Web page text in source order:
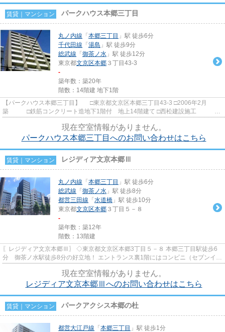
賃貸｜マンション パークハウス本郷三丁目
丸ノ内線 「 本郷三丁目 」駅 徒歩6分
千代田線 「 湯島 」駅 徒歩9分
総武線 「 御茶ノ水 」駅 徒歩12分
東京都文京区本郷 ３丁目43-3
-
築年数：築20年
階数：14階建 地下1階
【パークハウス本郷三丁目】 □東京都文京区本郷三丁目43-3 □2006年2月
築 □鉄筋コンクリート造地下1階付 地上14階建て □西松建設施工 □
現在空室情報がありません。
パークハウス本郷三丁目へのお問い合わせはこちら
賃貸｜マンション レジディア文京本郷Ⅲ
丸ノ内線 「 本郷三丁目 」駅 徒歩6分
総武線 「 御茶ノ水 」駅 徒歩8分
都営三田線 「 水道橋 」駅 徒歩10分
東京都文京区本郷 ３丁目５－８
-
築年数：築12年
階数：13階建
〖レジディア文京本郷Ⅲ〗 ◇東京都文京区本郷3丁目５－８ 本郷三丁目駅徒歩6
分 御茶ノ水駅徒歩8分の好立地！ エントランス裏1階にはコンビニ（セブンイレ
現在空室情報がありません。
レジディア文京本郷Ⅲへのお問い合わせはこちら
賃貸｜マンション パークアクシス本郷の杜
都営大江戸線 「 本郷三丁目 」駅 徒歩1分